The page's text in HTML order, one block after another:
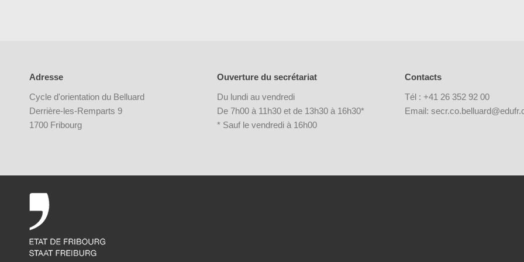
Adresse
Cycle d'orientation du Belluard
Derrière-les-Remparts 9
1700 Fribourg
Ouverture du secrétariat
Du lundi au vendredi
De 7h00 à 11h30 et de 13h30 à 16h30*
* Sauf le vendredi à 16h00
Contacts
Tél : +41 26 352 92 00
Email: